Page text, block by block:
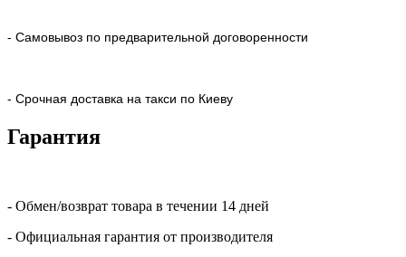
- Самовывоз по предварительной договоренности
- Срочная доставка на такси по Киеву
Гарантия
- Обмен/возврат товара в течении 14 дней
- Официальная гарантия от производителя